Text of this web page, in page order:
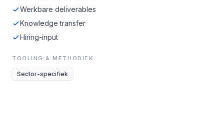
Werkbare deliverables
Knowledge transfer
Hiring-input
TOOLING & METHODIEK
Sector-specifiek